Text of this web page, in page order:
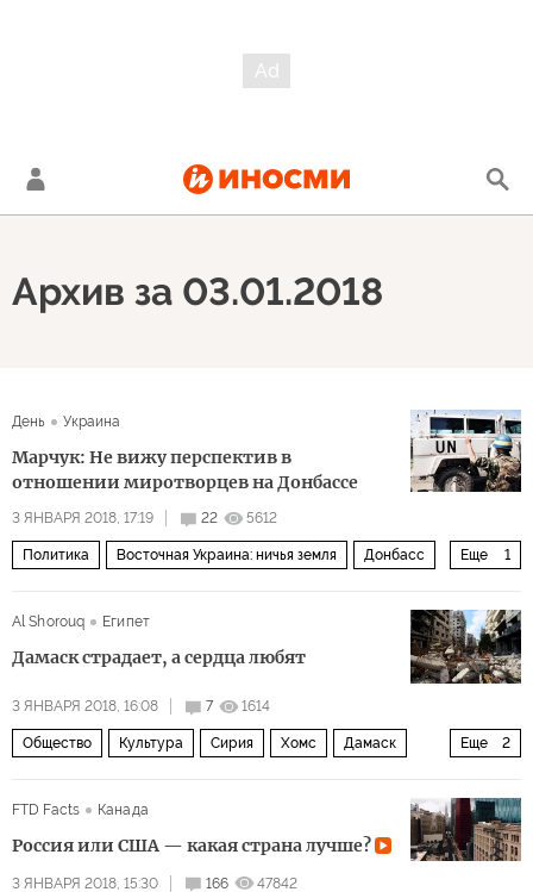
Архив за 03.01.2018
День Украина
Марчук: Не вижу перспектив в
отношении миротворцев на Донбассе
3 ЯНВАРЯ 2018, 17:19 22 5612
Еще 1
Политика Восточная Украина: ничья земля Донбасс
Al Shorouq
Египет
Дамаск страдает, а сердца любят
3 ЯНВАРЯ 2018, 16:08 7 1614
Еще 2
Общество Культура Сирия Хомс Дамаск
FTD Facts
Канада
Россия или США — какая страна лучше?
3 ЯНВАРЯ 2018, 15:30 166 47842